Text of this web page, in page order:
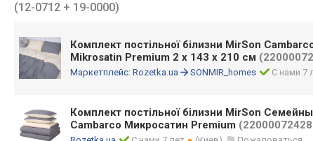
(12-0712 + 19-0000)
Комплект постільної білизни MirSon
Mikrosatin Premium 2 x 143 x 210 см
Маркетплейс: Rozetka.ua SONMIR_homes С нами 7
Комплект постільної білизни MirSon
Cambarco Микросатин Premium